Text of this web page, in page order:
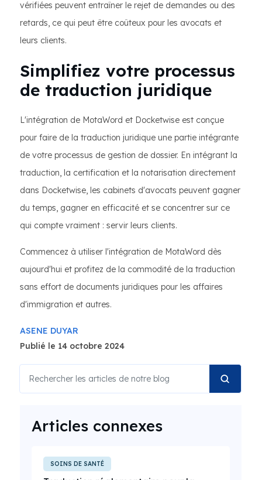
vérifiées peuvent entraîner le rejet de demandes ou des
retards, ce qui peut être coûteux pour les avocats et
leurs clients.
Simplifiez votre processus
de traduction juridique
L'intégration de MotaWord et Docketwise est conçue
pour faire de la traduction juridique une partie intégrante
de votre processus de gestion de dossier. En intégrant la
traduction, la certification et la notarisation directement
dans Docketwise, les cabinets d'avocats peuvent gagner
du temps, gagner en efficacité et se concentrer sur ce
qui compte vraiment : servir leurs clients.
Commencez à utiliser l'intégration de MotaWord dès
aujourd'hui et profitez de la commodité de la traduction
sans effort de documents juridiques pour les affaires
d'immigration et autres.
ASENE DUYAR
Publié le 14 octobre 2024
Articles connexes
SOINS DE SANTÉ